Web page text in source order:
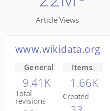
Article Views
www.wikidata.org
General
9.41K
Total
revisions
Items
1.66K
Created